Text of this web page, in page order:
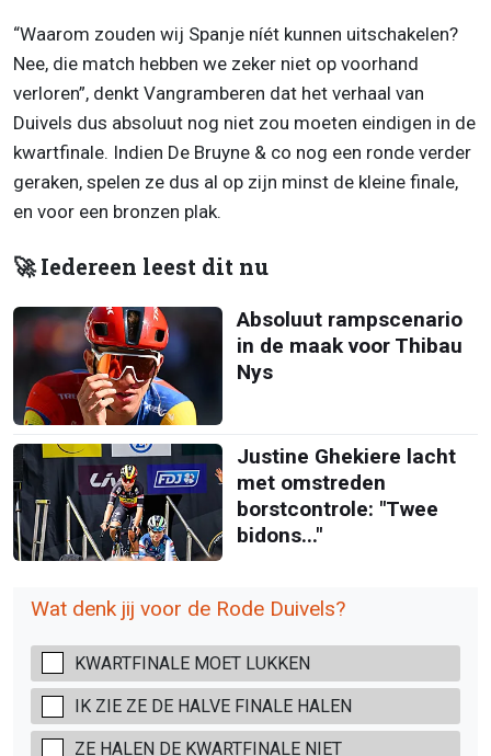
“Waarom zouden wij Spanje níét kunnen uitschakelen?
Nee, die match hebben we zeker niet op voorhand
verloren”, denkt Vangramberen dat het verhaal van
Duivels dus absoluut nog niet zou moeten eindigen in de
kwartfinale. Indien De Bruyne & co nog een ronde verder
geraken, spelen ze dus al op zijn minst de kleine finale,
en voor een bronzen plak.
🚀 Iedereen leest dit nu
Absoluut rampscenario
in de maak voor Thibau
Nys
Justine Ghekiere lacht
met omstreden
borstcontrole: "Twee
bidons..."
Wat denk jij voor de Rode Duivels?
KWARTFINALE MOET LUKKEN
IK ZIE ZE DE HALVE FINALE HALEN
ZE HALEN DE KWARTFINALE NIET